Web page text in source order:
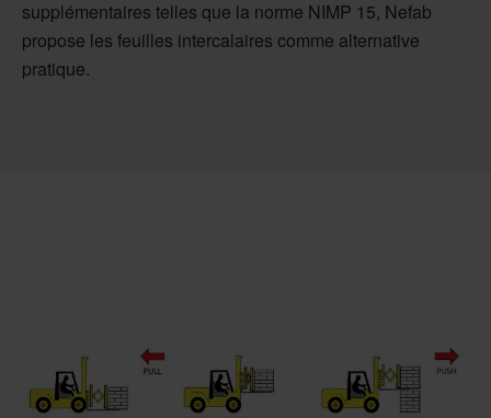
supplémentaires telles que la norme NIMP 15, Nefab
propose les feuilles intercalaires comme alternative
pratique.